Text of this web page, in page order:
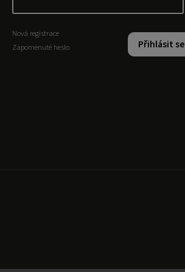
Přihlásit se
Nová registrace
Zapomenuté heslo